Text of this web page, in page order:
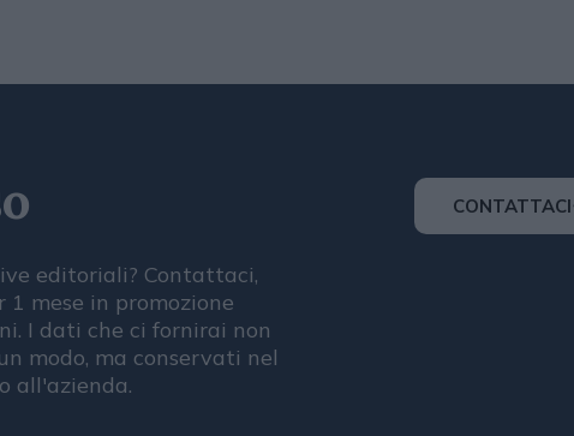
editoriali? Contattaci,
1 mese in promozione
I dati che ci fornirai non
modo, ma conservati nel
all'azienda.
CONTATTACI